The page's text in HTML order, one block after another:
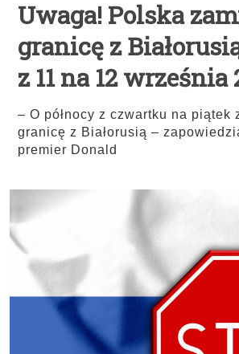
Uwaga! Polska
granicę z
z 11 na 12 września
– O północy z czwartku na piątek
granicę z Białorusią –
premier Donald